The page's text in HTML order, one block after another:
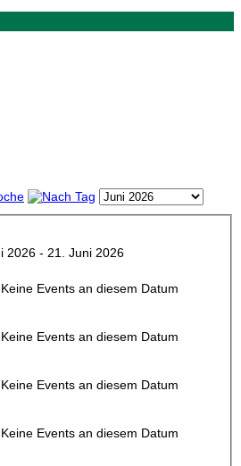
2026 - 21. Juni 2026
Keine Events an diesem Datum
Keine Events an diesem Datum
Keine Events an diesem Datum
Keine Events an diesem Datum